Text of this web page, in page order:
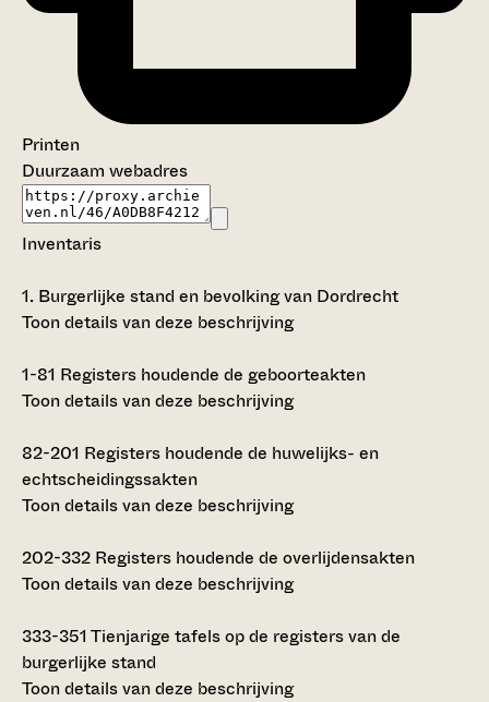
Printen
Duurzaam webadres
Inventaris
1. Burgerlijke stand en bevolking van Dordrecht
Toon details van deze beschrijving
1-81 Registers houdende de geboorteakten
Toon details van deze beschrijving
82-201 Registers houdende de huwelijks- en
echtscheidingssakten
Toon details van deze beschrijving
202-332 Registers houdende de overlijdensakten
Toon details van deze beschrijving
333-351 Tienjarige tafels op de registers van de
burgerlijke stand
Toon details van deze beschrijving